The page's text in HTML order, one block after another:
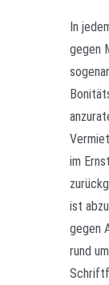
In
gegen
im
ist
gegen
rund